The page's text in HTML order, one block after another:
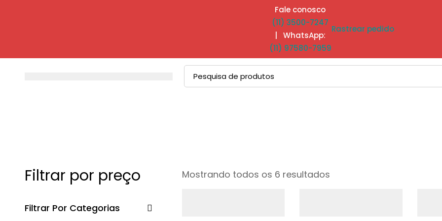
Fale conosco
(11) 3500-7247
| WhatsApp:
(11) 97580-7959
Rastrear pedido
Procurar
por:
Filtrar por preço
Filtrar Por Categorias
Mostrando todos os 6 resultados